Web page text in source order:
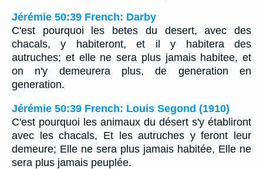
Jérémie 50:39 French: Darby
C'est pourquoi les betes du desert, avec des
chacals, y habiteront, et il y habitera des
autruches; et elle ne sera plus jamais habitee, et
on n'y demeurera plus, de generation en
generation.
Jérémie 50:39 French: Louis Segond (1910)
C'est pourquoi les animaux du désert s'y établiront
avec les chacals, Et les autruches y feront leur
demeure; Elle ne sera plus jamais habitée, Elle ne
sera plus jamais peuplée.